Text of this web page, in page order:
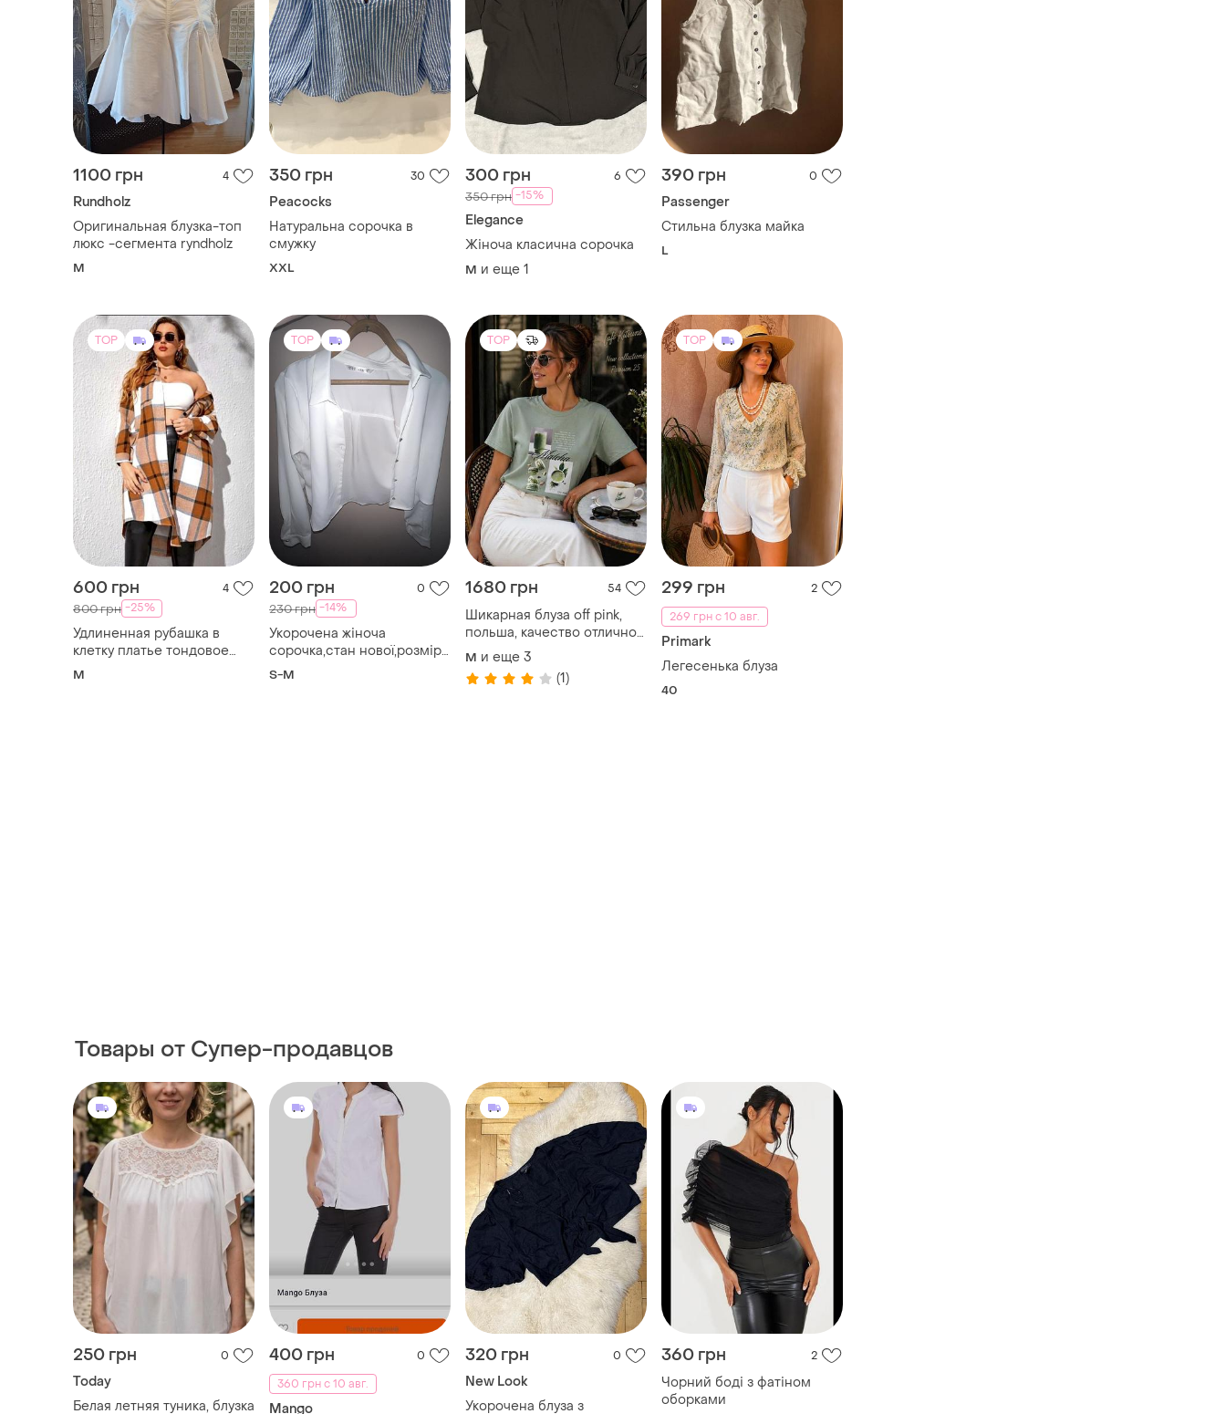
1100 грн 4
Rundholz
Оригинальная блузка-топ
люкс -сегмента ryndholz
M
350 грн 30
Peacocks
Натуральна сорочка в
смужку
XXL
300 грн 6
350 грн -15%
Elegance
Жіноча класична сорочка
M и еще 1
390 грн 0
Passenger
Стильна блузка майка
L
TOP
600 грн 4
800 грн -25%
Удлиненная рубашка в
клетку платье тондовое
стильное базовое
M
TOP
200 грн 0
230 грн -14%
Укорочена жіноча
сорочка,стан нової,розмір
s ,фасон не приталений
S-M
TOP
1680 грн 54
Шикарная блуза off pink,
польша, качество отличное
🔥🌹
M и еще 3
(1)
TOP
299 грн
2
269 грн с 10 авг.
Primark
Легесенька блуза
40
Товары от Супер-продавцов
250 грн 0
Today
Белая летняя туника, блузка
400 грн
0
360 грн с 10 авг.
Mango
320 грн 0
New Look
Укорочена блуза з
360 грн 2
Чорний боді з фатіном
оборками